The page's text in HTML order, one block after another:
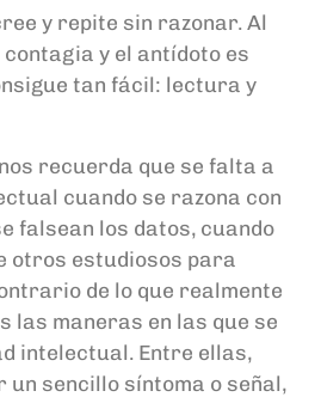
y repite sin razonar. Al
y el antídoto es
tan fácil: lectura y
recuerda que se falta a
cuando se razona con
falsean los datos, cuando
otros estudiosos para
de lo que realmente
las maneras en las que se
intelectual. Entre ellas,
un sencillo síntoma o señal,